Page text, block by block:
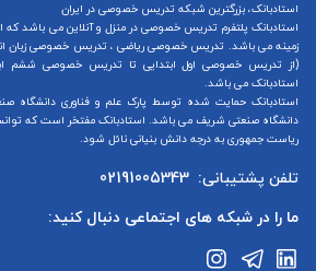
استادبانک، بزرگترین شبکه تدریس خصوصی در ایران
استادبانک پلتفرم تدریس خصوصی در منزل و آنلاین
زمینه می باشد. تدریس خصوصی ریاضی ، تدریس خصوصی زبان
(از تدریس خصوصی اول ابتدایی تا تدریس خصوصی ششم
استادبانک می باشد.
استادبانک حمایت شده توسط پارک علم و فناوری دانشگاه
دانشگاه صنعتی شریف می باشد. استادبانک مفتخر است که
ریاست جمهوری به درجه دانش بنیانی نائل شود.
تلفن پشتیبانی: 02191005343
ما را در شبکه های اجتماعی دنبال کنید: